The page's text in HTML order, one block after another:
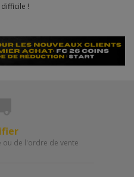
!
ou de l'ordre de vente